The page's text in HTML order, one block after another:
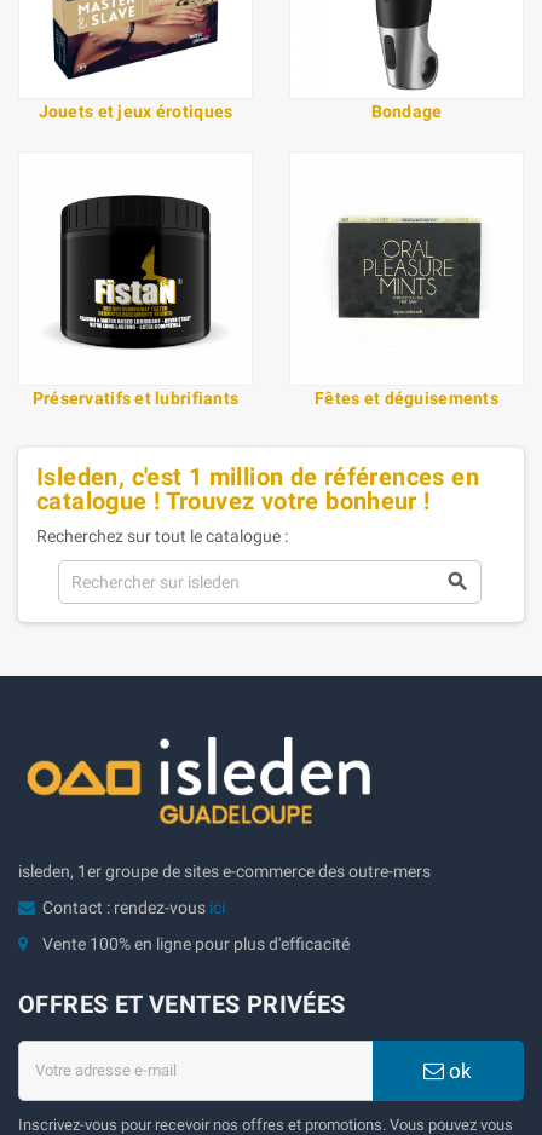
Jouets et jeux érotiques Bondage
Préservatifs et lubrifiants Fêtes et déguisements
Isleden, c'est 1 million de références en
catalogue ! Trouvez votre bonheur !
Recherchez sur tout le catalogue :

isleden, 1er groupe de sites e-commerce des outre-mers
Contact : rendez-vous ici
Vente 100% en ligne pour plus d'efficacité
OFFRES ET VENTES PRIVÉES
ok
Inscrivez-vous pour recevoir nos offres et promotions. Vous pouvez vous